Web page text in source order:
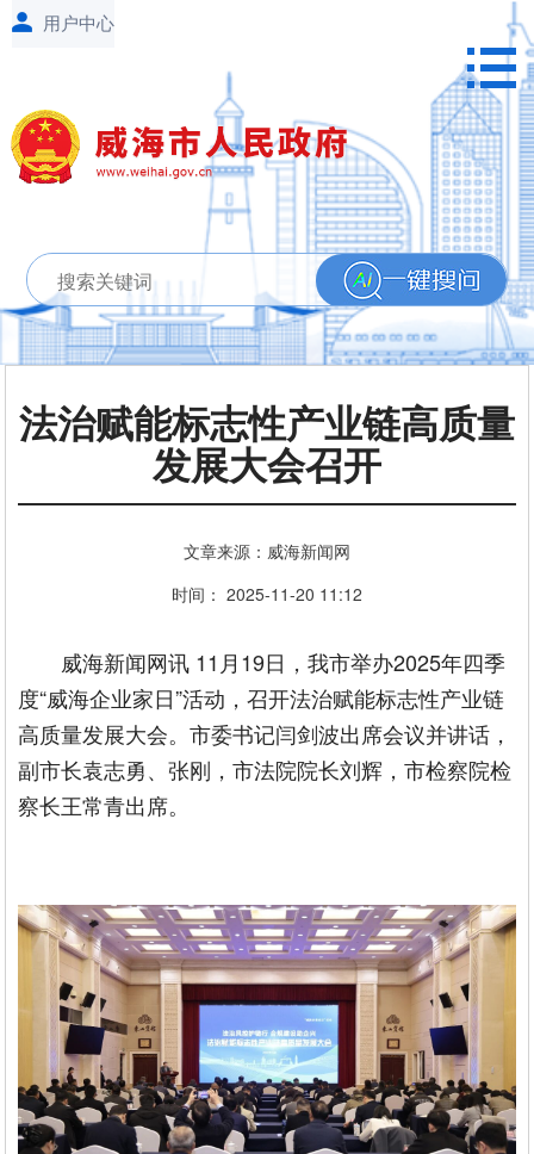
法治赋能标志性产业链高质量
发展大会召开
文章来源：威海新闻网
时间： 2025-11-20 11:12
威海新闻网讯 11月19日，我市举办2025年四季
度“威海企业家日”活动，召开法治赋能标志性产业链
高质量发展大会。市委书记闫剑波出席会议并讲话，
副市长袁志勇、张刚，市法院院长刘辉，市检察院检
察长王常青出席。